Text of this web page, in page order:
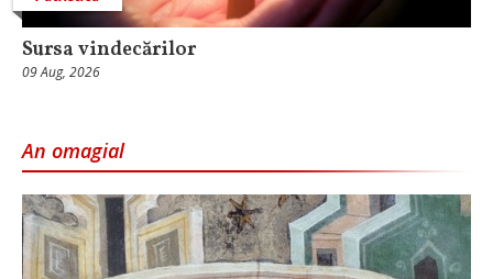
Sursa vindecărilor
09 Aug, 2026
An omagial